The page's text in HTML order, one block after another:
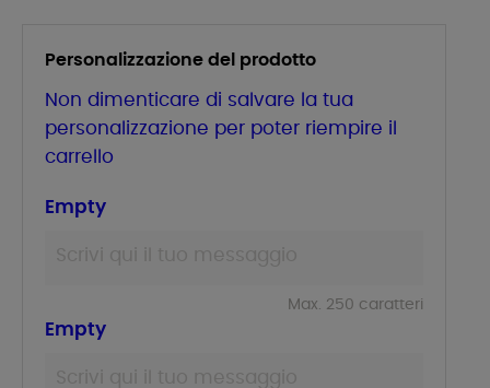
Personalizzazione del prodotto
Non dimenticare di salvare la tua
personalizzazione per poter riempire il
carrello
Empty
Max. 250 caratteri
Empty